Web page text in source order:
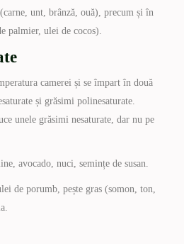
unt, brânză, ouă), precum și în
palmier, ulei de cocos).
camerei și se împart în două
și grăsimi polinesaturate.
unele grăsimi nesaturate, dar nu pe
avocado, nuci, semințe de susan.
de porumb, pește gras (somon, ton,